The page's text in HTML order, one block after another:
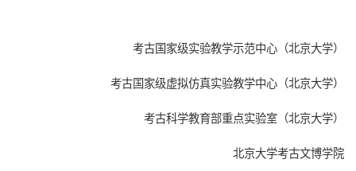
考古国家级实验教学示范中心（北京大学）
考古国家级虚拟仿真实验教学中心（北京大学）
考古科学教育部重点实验室（北京大学）
北京大学考古文博学院